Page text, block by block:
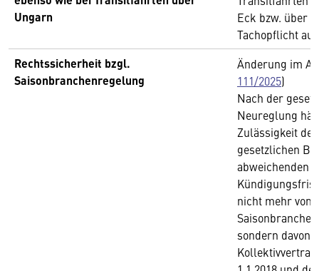
Ungarn
Eck bzw. über
Tachopflicht
Rechtssicherheit bzgl.
Saisonbranchenregelung
Änderung im
111/2025)
Nach der
Neureglung
Zulässigkeit
gesetzlichen
abweichenden
nicht mehr
sondern davon,